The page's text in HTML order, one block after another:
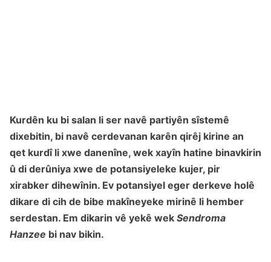
Kurdên ku bi salan li ser navê partiyên sîstemê
dixebitin, bi navê cerdevanan karên qirêj kirine an
qet kurdî li xwe danenîne, wek xayîn hatine binavkirin
û di derûniya xwe de potansiyeleke kujer, pir
xirabker dihewînin. Ev potansiyel eger derkeve holê
dikare di cih de bibe makîneyeke mirinê li hember
serdestan. Em dikarin vê yekê wek Sendroma
Hanzee bi nav bikin.